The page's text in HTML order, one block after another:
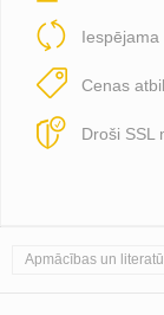
Cenas
Droši SSL
Apmācības un